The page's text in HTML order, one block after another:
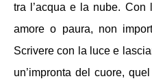
tra l’acqua e la nube. Con
amore o paura, non
Scrivere con la luce e
un’impronta del cuore,